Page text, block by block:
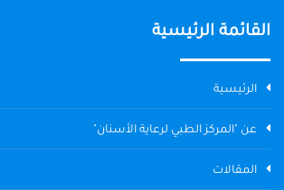
القائمة الرئيسية
الرئيسية
عن "المركز الطبي لرعاية الأسنان"
المقالات